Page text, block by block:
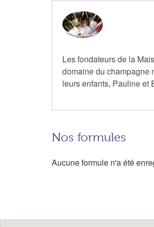
Les fondateurs de la
domaine du champagne
leurs enfants, Pauline et
Nos formules
Aucune formule n'a été